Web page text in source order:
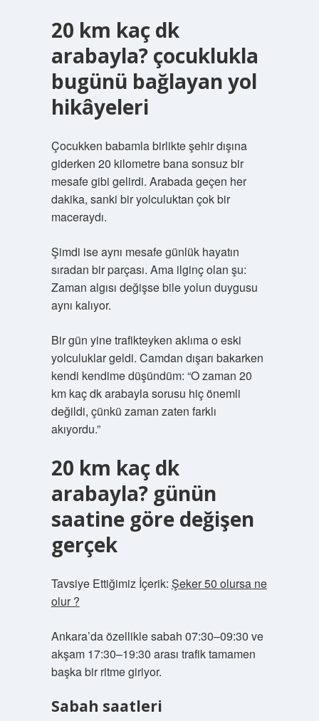
20 km kaç dk
arabayla? çocuklukla
bugünü bağlayan yol
hikâyeleri
Çocukken babamla birlikte şehir dışına
giderken 20 kilometre bana sonsuz bir
mesafe gibi gelirdi. Arabada geçen her
dakika, sanki bir yolculuktan çok bir
maceraydı.
Şimdi ise aynı mesafe günlük hayatın
sıradan bir parçası. Ama ilginç olan şu:
Zaman algısı değişse bile yolun duygusu
aynı kalıyor.
Bir gün yine trafikteyken aklıma o eski
yolculuklar geldi. Camdan dışarı bakarken
kendi kendime düşündüm: “O zaman 20
km kaç dk arabayla sorusu hiç önemli
değildi, çünkü zaman zaten farklı
akıyordu.”
20 km kaç dk
arabayla? günün
saatine göre değişen
gerçek
Tavsiye Ettiğimiz İçerik: Şeker 50 olursa ne
olur ?
Ankara’da özellikle sabah 07:30–09:30 ve
akşam 17:30–19:30 arası trafik tamamen
başka bir ritme giriyor.
Sabah saatleri